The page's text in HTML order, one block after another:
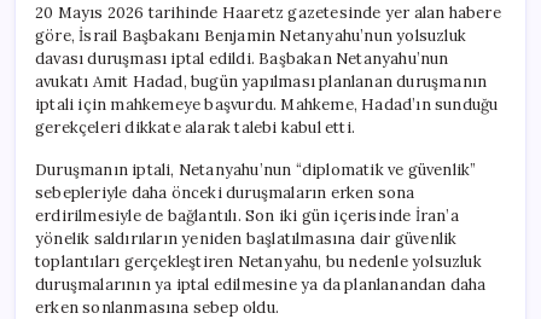
İptal
Kararı
için
20 Mayıs 2026 tarihinde Haaretz gazetesinde yer alan habere
göre, İsrail Başbakanı Benjamin Netanyahu’nun yolsuzluk
davası duruşması iptal edildi. Başbakan Netanyahu’nun
avukatı Amit Hadad, bugün yapılması planlanan duruşmanın
iptali için mahkemeye başvurdu. Mahkeme, Hadad’ın sunduğu
gerekçeleri dikkate alarak talebi kabul etti.
Duruşmanın iptali, Netanyahu’nun “diplomatik ve güvenlik”
sebepleriyle daha önceki duruşmaların erken sona
erdirilmesiyle de bağlantılı. Son iki gün içerisinde İran’a
yönelik saldırıların yeniden başlatılmasına dair güvenlik
toplantıları gerçekleştiren Netanyahu, bu nedenle yolsuzluk
duruşmalarının ya iptal edilmesine ya da planlanandan daha
erken sonlanmasına sebep oldu.